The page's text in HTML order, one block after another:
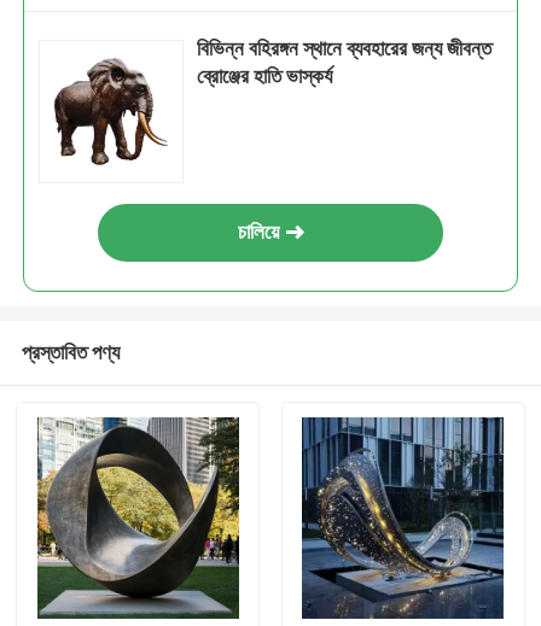
বিভিন্ন বহিরঙ্গন স্থানে ব্যবহারের জন্য জীবন্ত
ব্রোঞ্জের হাতি ভাস্কর্য
চালিয়ে
প্রস্তাবিত পণ্য